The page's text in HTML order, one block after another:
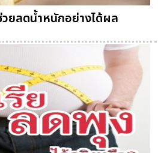
ยลดน้ำหนักอย่างได้ผล